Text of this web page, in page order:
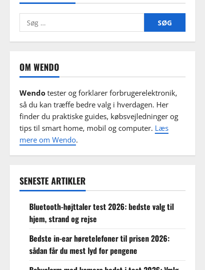
Søg
efter:
OM WENDO
Wendotester og forklarer forbrugerelektronik,
så du kan træffe bedre valg i hverdagen. Her
finder du praktiske guides, købsvejledninger og
tips til smart home, mobil og computer. Læs
mere om Wendo.
SENESTE ARTIKLER
Bluetooth-højttaler test 2026: bedste valg til
hjem, strand og rejse
Bedste in-ear høretelefoner til prisen 2026:
sådan får du mest lyd for pengene